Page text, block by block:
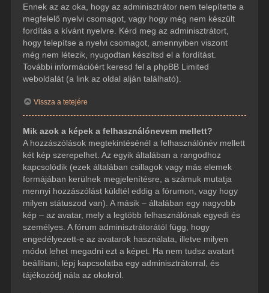
Ennek az az oka, hogy az adminisztrátor nem telepítette a
megfelelő nyelvi csomagot, vagy hogy még nem készült
fordítás a kívánt nyelvre. Kérd meg az adminisztrátort,
hogy telepítse a nyelvi csomagot, amennyiben viszont
még nem létezik, nyugodtan készítsd el a fordítást.
További információért keresd fel a phpBB Limited
weboldalát (a link az oldal alján található).
Vissza a tetejére
Mik azok a képek a felhasználónevem mellett?
A hozzászólások megtekintésénél a felhasználónév mellett
két kép szerepelhet. Az egyik általában a rangodhoz
kapcsolódik (ezek általában csillagok vagy más elemek
formájában kerülnek megjelenítésre, a számuk mutatja
mennyi hozzászólást küldtél eddig a fórumon, vagy hogy
milyen státuszod van). A másik – általában egy nagyobb
kép – az avatar, mely a legtöbb felhasználónak egyedi és
személyes. A fórum adminisztrátorától függ, hogy
engedélyezett-e az avatarok használata, illetve milyen
módot lehet megadni ezt a képet. Ha nem tudsz avatart
beállítani, lépj kapcsolatba egy adminisztrátorral, és
tájékozódj nála az okokról.